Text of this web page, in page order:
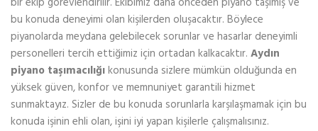
bu konuda deneyimi olan kişilerden oluşacaktır. Böylece
piyanolarda meydana gelebilecek sorunlar ve hasarlar deneyimli
personelleri tercih ettiğimiz için ortadan kalkacaktır. Aydın
piyano taşımacılığıkonusunda sizlere mümkün olduğunda en
yüksek güven, konfor ve memnuniyet garantili hizmet
sunmaktayız. Sizler de bu konuda sorunlarla karşılaşmamak için bu
konuda işinin ehli olan, işini iyi yapan kişilerle çalışmalısınız.